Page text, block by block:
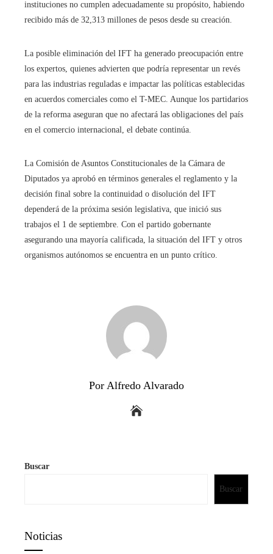
instituciones no cumplen adecuadamente su propósito, habiendo
recibido más de 32,313 millones de pesos desde su creación.
La posible eliminación del IFT ha generado preocupación entre
los expertos, quienes advierten que podría representar un revés
para las industrias reguladas e impactar las políticas establecidas
en acuerdos comerciales como el T-MEC. Aunque los partidarios
de la reforma aseguran que no afectará las obligaciones del país
en el comercio internacional, el debate continúa.
La Comisión de Asuntos Constitucionales de la Cámara de
Diputados ya aprobó en términos generales el reglamento y la
decisión final sobre la continuidad o disolución del IFT
dependerá de la próxima sesión legislativa, que inició sus
trabajos el 1 de septiembre. Con el partido gobernante
asegurando una mayoría calificada, la situación del IFT y otros
organismos autónomos se encuentra en un punto crítico.
Por Alfredo Alvarado
Buscar
Buscar
Noticias